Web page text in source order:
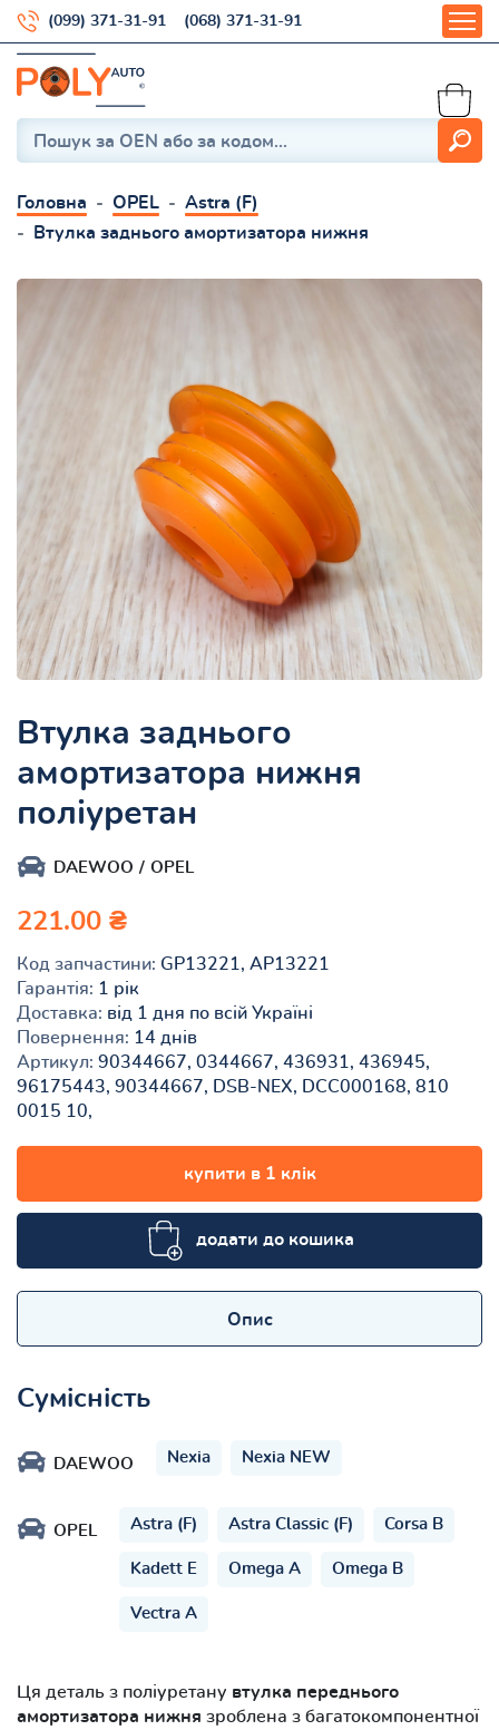
(099) 371-31-91 (068) 371-31-91
Головна OPEL
Astra (F)
Втулка заднього амортизатора нижня
Втулка заднього
амортизатора нижня
поліуретан
DAEWOO OPEL
221.00 ₴
Код запчастини: GP13221, AP13221
Гарантія: 1 рік
Доставка: від 1 дня по всій Україні
Повернення: 14 днів
Артикул: 90344667, 0344667, 436931, 436945,
96175443, 90344667, DSB-NEX, DCC000168, 810
0015 10,
купити в 1 клік
додати до кошика
Опис
Сумісність
DAEWOO Nexia Nexia NEW
OPEL Astra (F) Astra Classic (F) Corsa B
Kadett E Omega A Omega B
Vectra A
Ця деталь з поліуретану втулка переднього
амортизатора нижня зроблена з багатокомпонентної